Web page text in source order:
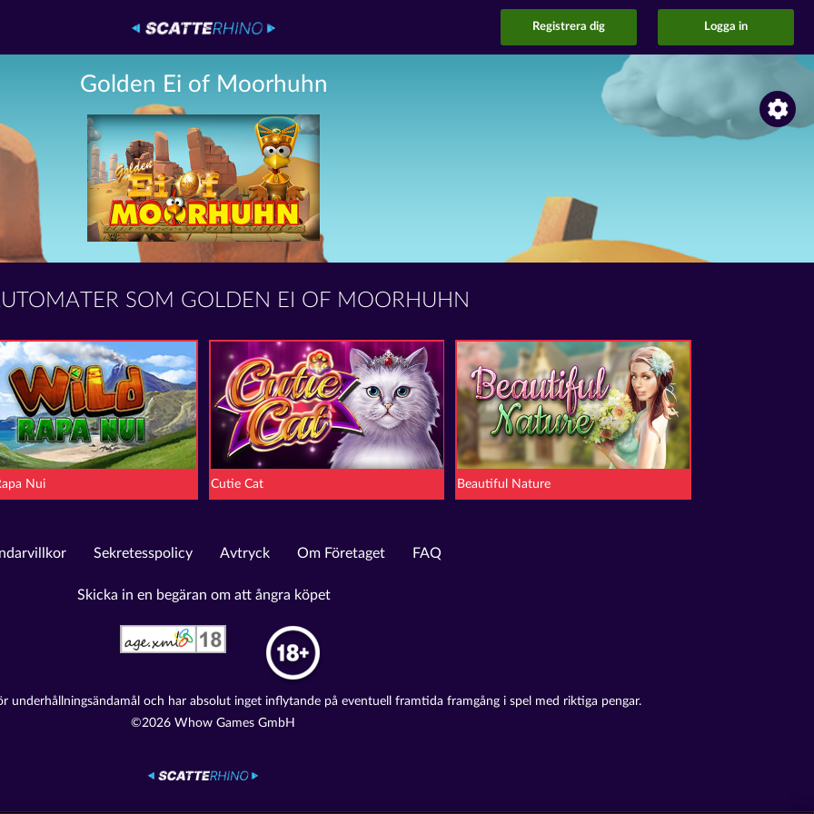
Registrera dig Logga in
Golden Ei of Moorhuhn
SOM GOLDEN EI OF MOORHUHN
Nui Cutie Cat Beautiful Nature
Sekretesspolicy Avtryck Om Företaget FAQ
Skicka in en begäran om att ångra köpet
underhållningsändamål och har absolut inget inflytande på eventuell framtida framgång i spel med riktiga pengar.
©2026 Whow Games GmbH